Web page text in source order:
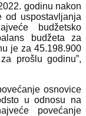
godinu nakon
od uspostavljanja
budžetsko
budžeta za
je za 45.198.900
prošlu godinu”,
osnovice
u odnosu na
povećanje